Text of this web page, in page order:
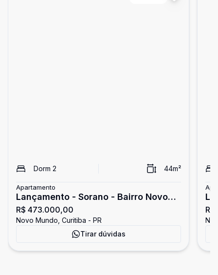
Dorm 2 44m²
Apartamento
Lançamento - Sorano - Bairro Novo
Mundo - BELLOS IMÓVEIS
R$ 473.000,00
Novo Mundo, Curitiba - PR
Tirar dúvidas